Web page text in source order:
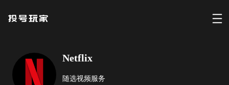
Netflix
随选视频服务